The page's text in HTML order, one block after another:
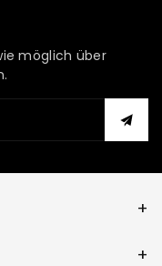
möglich über